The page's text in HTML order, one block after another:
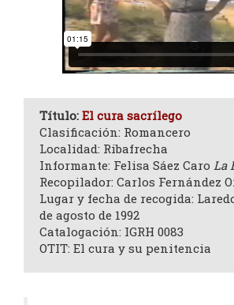
Título: El cura sacrílego
Clasificación: Romancero
Localidad: Ribafrecha
Informante: Felisa Sáez Caro La
Recopilador: Carlos Fernández
Lugar y fecha de recogida:
de agosto de 1992
Catalogación: IGRH 0083
OTIT: El cura y su penitencia